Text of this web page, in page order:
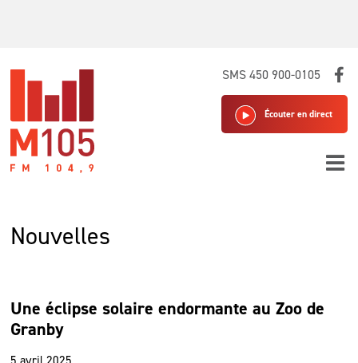
SMS 450 900-0105
Écouter en direct
Nouvelles
Une éclipse solaire endormante au Zoo de
Granby